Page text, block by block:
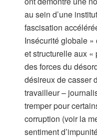
au sein d’une
fascisation
Insécurité globale
et structurelle aux
des forces du
désireux de casser
travailleur –
tremper pour
corruption (voir la
sentiment